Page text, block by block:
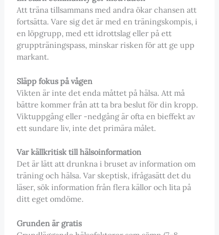
Att träna tillsammans med andra ökar chansen att
fortsätta. Vare sig det är med en träningskompis, i
en löpgrupp, med ett idrottslag eller på ett
gruppträningspass, minskar risken för att ge upp
markant.
Släpp fokus på vågen
Vikten är inte det enda måttet på hälsa. Att må
bättre kommer från att ta bra beslut för din kropp.
Viktuppgång eller -nedgång är ofta en bieffekt av
ett sundare liv, inte det primära målet.
Var källkritisk till hälsoinformation
Det är lätt att drunkna i bruset av information om
träning och hälsa. Var skeptisk, ifrågasätt det du
läser, sök information från flera källor och lita på
ditt eget omdöme.
Grunden är gratis